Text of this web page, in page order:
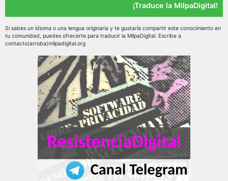
¡Traduce la MilpaDigital!
Si sabes un idioma o una lengua originaria y te gustaría compartir este conocimiento en
tu comunidad, puedes ofrecerte para traducir la MilpaDigital. Escribe a
contacto(arroba)milpadigital.org